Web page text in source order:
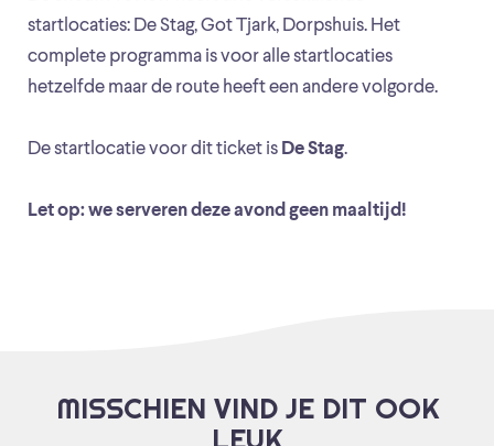
startlocaties: De Stag, Got Tjark, Dorpshuis. Het
complete programma is voor alle startlocaties
hetzelfde maar de route heeft een andere volgorde.
De startlocatie voor dit ticket is De Stag.
Let op: we serveren deze avond geen maaltijd!
MISSCHIEN VIND JE DIT OOK